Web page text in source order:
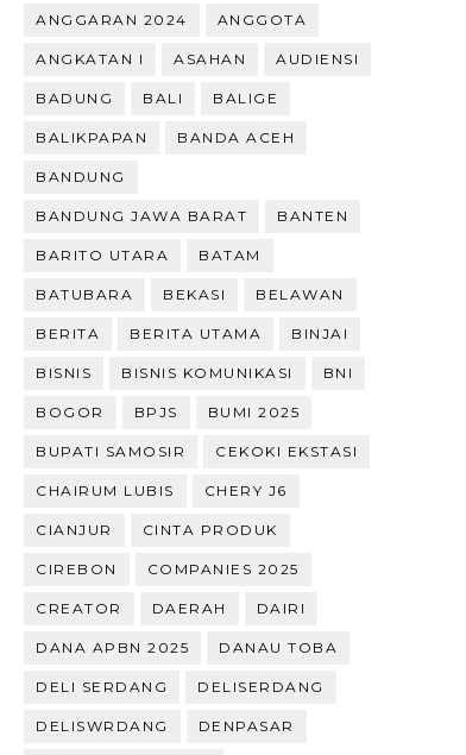
ANGGARAN 2024 ANGGOTA
ANGKATAN I ASAHAN AUDIENSI
BADUNG BALI BALIGE
BALIKPAPAN BANDA ACEH
BANDUNG
BANDUNG JAWA BARAT BANTEN
BARITO UTARA BATAM
BATUBARA BEKASI BELAWAN
BERITA BERITA UTAMA BINJAI
BISNIS BISNIS KOMUNIKASI BNI
BOGOR BPJS BUMI 2025
BUPATI SAMOSIR CEKOKI EKSTASI
CHAIRUM LUBIS CHERY J6
CIANJUR CINTA PRODUK
CIREBON COMPANIES 2025
CREATOR DAERAH DAIRI
DANA APBN 2025 DANAU TOBA
DELI SERDANG DELISERDANG
DELISWRDANG DENPASAR